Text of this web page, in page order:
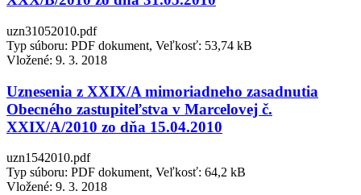
uzn31052010.pdf
Typ súboru: PDF dokument, Veľkosť: 53,74 kB
Vložené: 9. 3. 2018
Uznesenia z XXIX/A mimoriadneho zasadnutia
Obecného zastupiteľstva v Marcelovej č.
XXIX/A/2010 zo dňa 15.04.2010
uzn1542010.pdf
Typ súboru: PDF dokument, Veľkosť: 64,2 kB
Vložené: 9. 3. 2018